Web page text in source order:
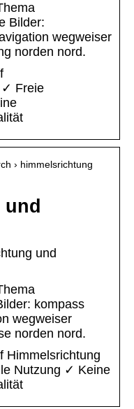
Bilder:
wegweiser
norden nord.
✓ Freie
› himmelsrichtung
und
kompass
wegweiser
norden nord.
Himmelsrichtung
Nutzung ✓ Keine